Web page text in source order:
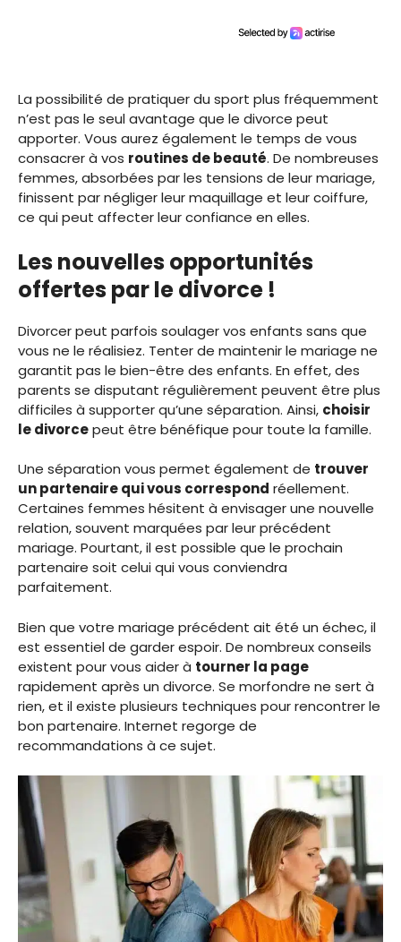
La possibilité de pratiquer du sport plus fréquemment
n’est pas le seul avantage que le divorce peut
apporter. Vous aurez également le temps de vous
consacrer à vos routines de beauté. De nombreuses
femmes, absorbées par les tensions de leur mariage,
finissent par négliger leur maquillage et leur coiffure,
ce qui peut affecter leur confiance en elles.
Les nouvelles opportunités
offertes par le divorce !
Divorcer peut parfois soulager vos enfants sans que
vous ne le réalisiez. Tenter de maintenir le mariage ne
garantit pas le bien-être des enfants. En effet, des
parents se disputant régulièrement peuvent être plus
difficiles à supporter qu’une séparation. Ainsi, choisir
le divorcepeut être bénéfique pour toute la famille.
Une séparation vous permet également de trouver
un partenaire qui vous correspond réellement.
Certaines femmes hésitent à envisager une nouvelle
relation, souvent marquées par leur précédent
mariage. Pourtant, il est possible que le prochain
partenaire soit celui qui vous conviendra
parfaitement.
Bien que votre mariage précédent ait été un échec, il
est essentiel de garder espoir. De nombreux conseils
existent pour vous aider à tourner la page
rapidement après un divorce. Se morfondre ne sert à
rien, et il existe plusieurs techniques pour rencontrer le
bon partenaire. Internet regorge de
recommandations à ce sujet.